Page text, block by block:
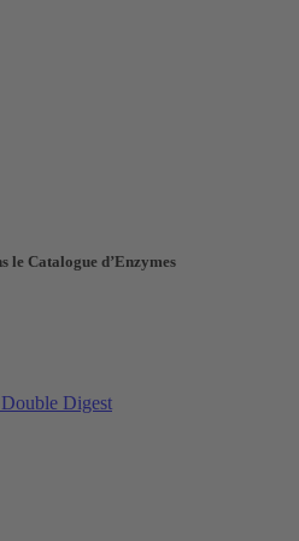
le Catalogue d’Enzymes
Digest